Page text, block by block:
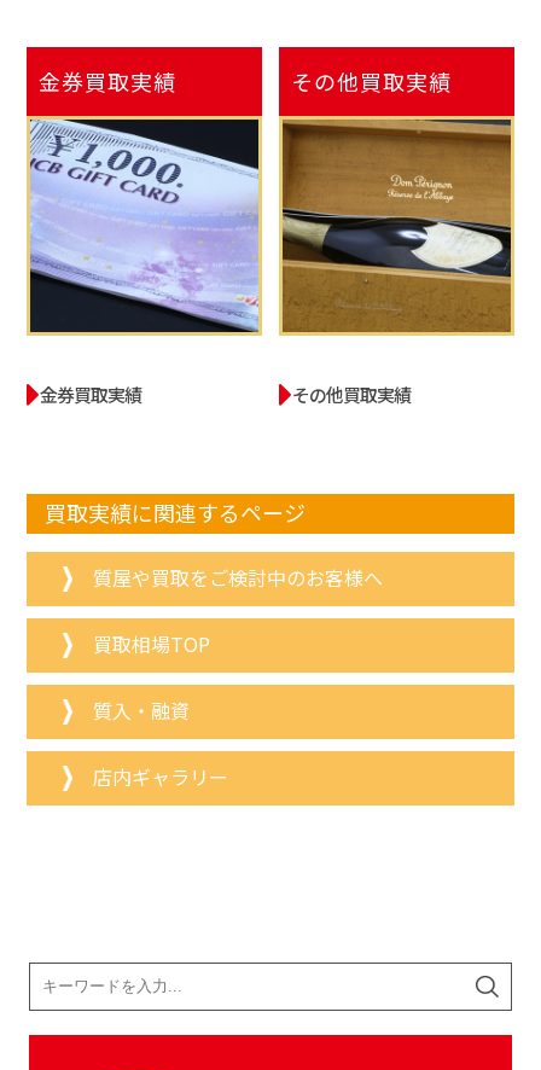
金券買取実績
金券買取実績
その他買取実績
その他買取実績
買取実績に関連するページ
質屋や買取をご検討中のお客様へ
買取相場TOP
質入・融資
店内ギャラリー